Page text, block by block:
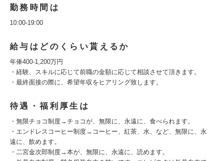
勤務時間は
10:00-19:00
給与はどのくらい貰えるか
年俸400-1,200万円
・経験、スキルに応じて前職の金額に応じて相談させて頂きます。
・最終面接の際に、希望年収をヒアリング致します。
待遇・福利厚生は
・無限チョコ制度→チョコが、無限に、永遠に、食べられます。
・エンドレスコーヒー制度→コーヒー、紅茶、水、など、無限に、永
遠に、飲めます。
・二宮金次郎制度→本が、無限に、永遠に、読めます。